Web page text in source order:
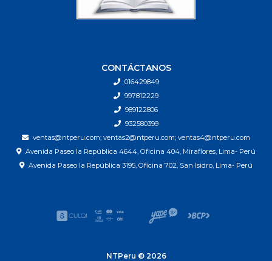
CONTÁCTANOS
016429849
997812229
989122806
932580399
ventas@ntperu.com; ventas2@ntperu.com; ventas4@ntperu.com
Avenida Paseo la República 4644, Oficina 404, Miraflores, Lima- Perú
Avenida Paseo la República 3195, Oficina 702, San Isidro, Lima- Perú
NTPeru © 2026